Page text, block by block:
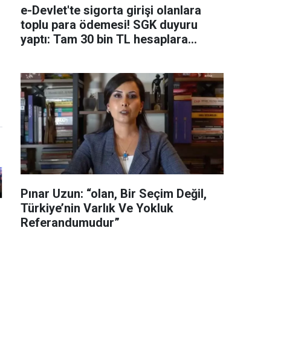
e-Devlet'te sigorta girişi olanlara
toplu para ödemesi! SGK duyuru
yaptı: Tam 30 bin TL hesaplara
Pınar Uzun: “olan, Bir Seçim Değil,
Türkiye’nin Varlık Ve Yokluk
Referandumudur”